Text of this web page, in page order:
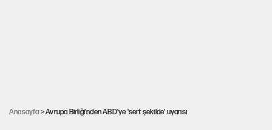
Anasayfa > Avrupa Birliği'nden ABD'ye 'sert şekilde' uyarısı